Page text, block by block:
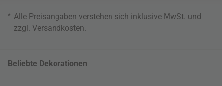
* Alle Preisangaben verstehen sich inklusive MwSt. und
zzgl. Versandkosten
Beliebte Dekorationen